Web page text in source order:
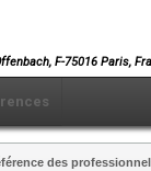
F-75016 Paris,
des